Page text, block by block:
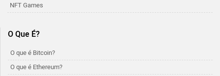
NFT Games
O Que É?
O que é Bitcoin?
O que é Ethereum?